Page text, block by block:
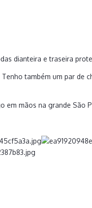
dianteira e traseira
também um par de
em mãos na grande São